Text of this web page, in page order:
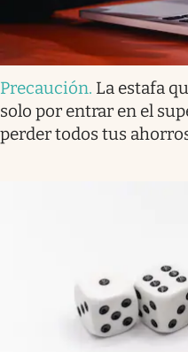
Precaución. La estafa
solo por entrar en el
perder todos tus